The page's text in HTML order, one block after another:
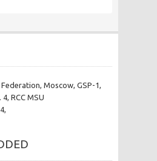
Federation, Moscow, GSP-1,
RCC MSU